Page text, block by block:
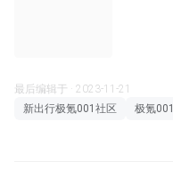
最后编辑于 · 2023-11-21
新出行极氪001社区
极氪001